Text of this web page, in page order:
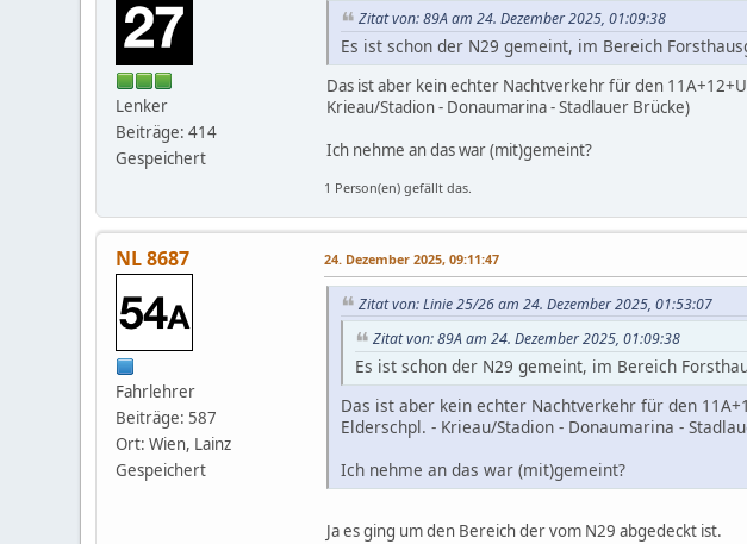
Lenker
Beiträge: 414
Gespeichert
Zitat von: 89A am 24. Dezember 2025, 01:09:38
Es ist schon der N29 gemeint, im Bereich
Das ist aber kein echter Nachtverkehr für den
Krieau/Stadion - Donaumarina - Stadlauer Brücke)
Ich nehme an das war (mit)gemeint?
1 Person(en) gefällt das.
NL 8687
Fahrlehrer
Beiträge: 587
Ort: Wien, Lainz
Gespeichert
24. Dezember 2025, 09:11:47
Zitat von: Linie 25/26 am 24. Dezember 2025, 01:53:07
Zitat von: 89A am 24. Dezember 2025, 01:09:38
Es ist schon der N29 gemeint, im Bereich
Das ist aber kein echter Nachtverkehr für den
Elderschpl. - Krieau/Stadion - Donaumarina -
Ich nehme an das war (mit)gemeint?
Ja es ging um den Bereich der vom N29 abgedeckt ist.